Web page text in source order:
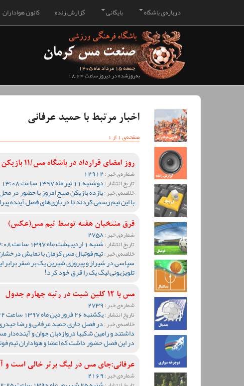
کانون هواداران گزارش زنده بایگانی درباره‌ی باشگاه
جمعه 15 مرداد ماه 1405
به‌روزشده در دیروز ساعت 18:24
اخبار مرتبط با حمید عرفانی
صفحه‌ی 1 از 1
روز امضای قرارداد در باشگاه مس/11 بازیکن با مس امضا کردند(عکس)
شماره‌ی خبر :
تاریخ انتشار :دوشنبه 11 تیر ماه 1397 ساعت 13:08
خلاصه‌ی خبر :یازده بازیکن صبح امروز با حضور در
با این تیم رسمی کردند تا در بازی‌های فصل آینده
قرق منتخبان هفته توسط تیم مس(عکس)
شماره‌ی خبر :2758
تاریخ انتشار :شنبه 1 اردیبهشت ماه 1397 ساعت 13:08
خلاصه‌ی خبر :تیم فوتبال مس کرمان با نمایش
سپاسی در شیراز و پیروزی شیرین یک بر صفر برابر
تلویزیونی لیگ یک را قرق خود کرد!
مس با 12 کلین شیت در رتبه چهارم جدول
شماره‌ی خبر :
تاریخ انتشار :یکشنبه 26 فروردین ماه 1397 ساعت 11:22
خلاصه‌ی خبر :در فصل جاری حمید عرفانی و رضا
داشتند و رامین شکیبا دروازه‌بان جوان و
در این فصل حضور داشت که اعضا و هواداران تیم
عرفانی:جای مس در لیگ برتر خالی است و
شماره‌ی خبر :